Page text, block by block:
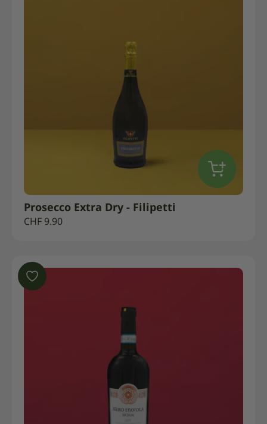
Prosecco Extra Dry - Filipetti
CHF 9.90